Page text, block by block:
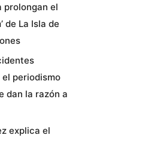
prolongan el
de La Isla de
periodismo
dan la razón a
explica el